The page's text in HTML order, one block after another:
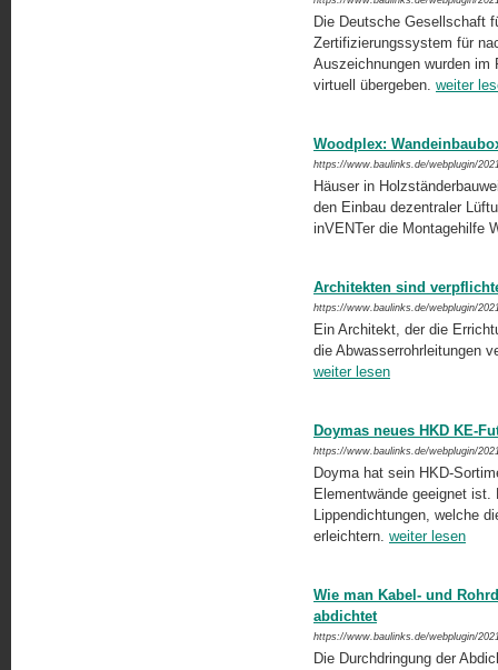
Die Deutsche Gesellschaft
Zertifizierungssystem für
Auszeichnungen wurden im
virtuell übergeben. weiter
Woodplex:
https://www.baulinks.de/webplugin/
Häuser in
den Einbau dezentraler
inVENTer die Montagehilfe
Architekten sind
https://www.baulinks.de/webplugin/
Ein Architekt, der die
die Abwasserrohrleitungen
weiter lesen
Doymas neues HKD KE-
https://www.baulinks.de/webplugin/
Doyma hat sein HKD-
Elementwände geeignet
Lippendichtungen, welche
erleichtern. weiter lesen
Wie man Kabel- und
abdichtet
https://www.baulinks.de/webplugin/
Die Durchdringung der